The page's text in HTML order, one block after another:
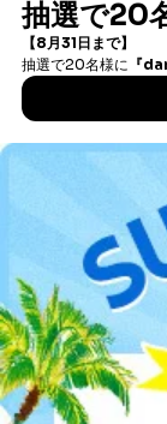
す。ただし
利用目的の
は、本人に
説明させて
②利用目的を
当該事業者
③国の機関又
することに
用目的を本人
事務の遂行に
④開示対象個
開示対象個
たはその代
アフィリエ